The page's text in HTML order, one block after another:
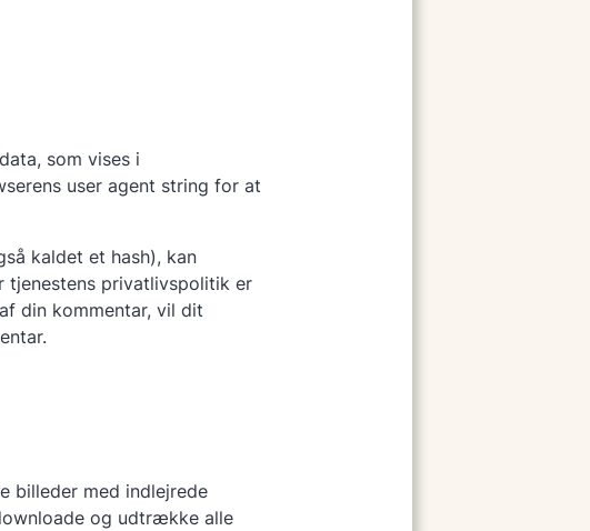
som vises i
user agent string for at
kaldet et hash), kan
tjenestens privatlivspolitik er
din kommentar, vil dit
billeder med indlejrede
og udtrække alle